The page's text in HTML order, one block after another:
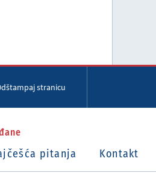
LinkedInstranicu
pitanja Kontakt